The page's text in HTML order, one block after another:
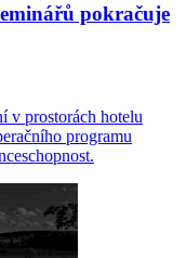
pokračuje
v prostorách hotelu
programu